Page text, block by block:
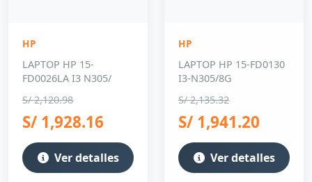
HP
LAPTOP HP 15-
FD0026LA I3 N305/
S/ 2,120.98
S/ 1,928.16
Ver detalles
HP
LAPTOP HP 15-FD0130
I3-N305/8G
S/ 2,135.32
S/ 1,941.20
Ver detalles